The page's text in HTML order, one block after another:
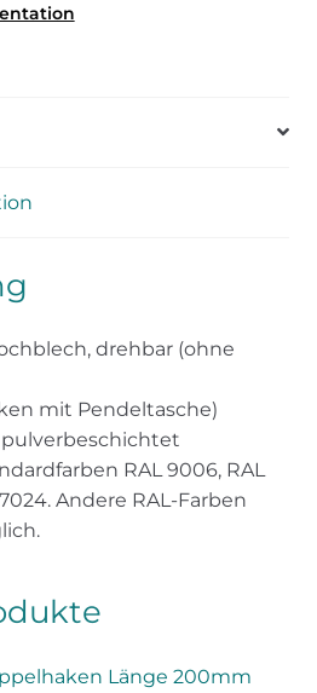
drehbar (ohne
mit Pendeltasche)
pulverbeschichtet
RAL 9006, RAL
Andere RAL-Farben